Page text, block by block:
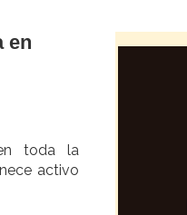
en
toda la
activo